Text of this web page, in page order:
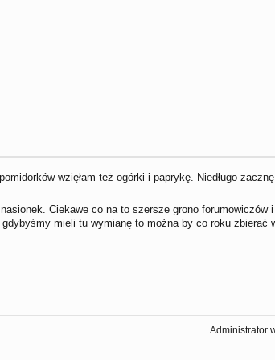
wzięłam też ogórki i paprykę. Niedługo
Ciekawe co na to szersze grono
mieli tu wymianę to można by co roku zbierać
Administrator